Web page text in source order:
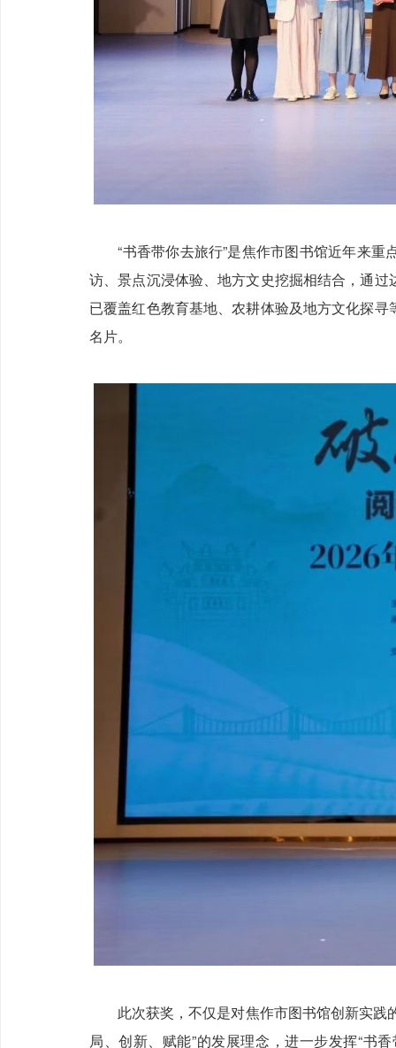
“书香带你去旅行”是焦作市图书馆近年来重
访、景点沉浸体验、地方文史挖掘相结合，通
已覆盖红色教育基地、农耕体验及地方文化探
名片。
此次获奖，不仅是对焦作市图书馆创新实践
局、创新、赋能”的发展理念，进一步发挥“书